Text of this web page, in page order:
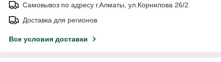
Самовывоз по адресу г.Алматы, ул.Корнилова 26/2
Доставка для регионов
Все условия доставки